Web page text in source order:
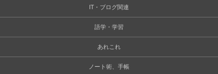
IT・ブログ関連
語学・学習
あれこれ
ノート術、手帳